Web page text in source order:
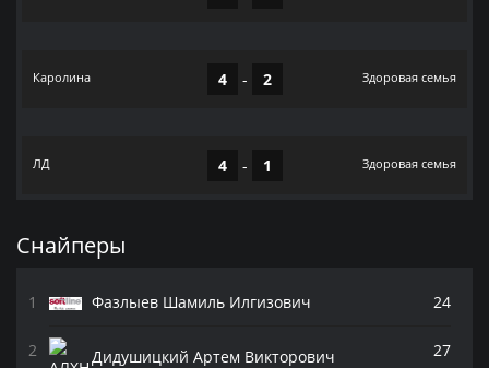
Каролина 4 - 2 Здоровая семья
ЛД 4 - 1 Здоровая семья
Снайперы
Фазлыев Шамиль Илгизович 24
Дидушицкий Артем Викторович 27